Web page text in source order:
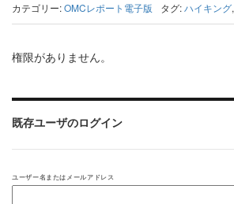
カテゴリー:OMCレポート電子版 タグ:ハイキング,
権限がありません。
既存ユーザのログイン
ユーザー名またはメールアドレス